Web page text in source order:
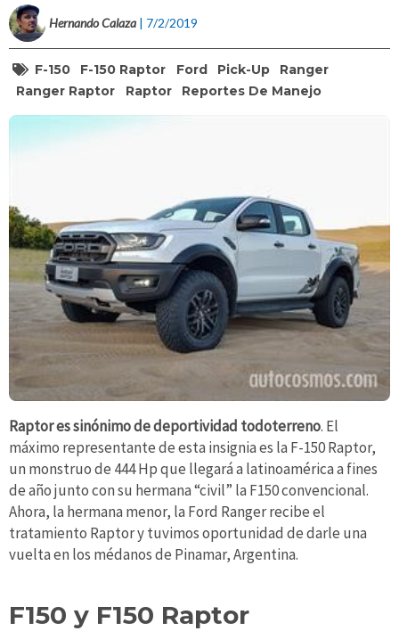
Hernando Calaza | 7/2/2019
F-150 F-150 Raptor Ford Pick-Up
Ranger
Ranger Raptor
Raptor Reportes De Manejo
Raptor es sinónimo de deportividad todoterreno. El
máximo representante de esta insignia es la F-150 Raptor,
un monstruo de 444 Hp que llegará a latinoamérica a fines
de año junto con su hermana “civil” la F150 convencional.
Ahora, la hermana menor, la Ford Ranger recibe el
tratamiento Raptor y tuvimos oportunidad de darle una
vuelta en los médanos de Pinamar, Argentina.
F150 y F150 Raptor